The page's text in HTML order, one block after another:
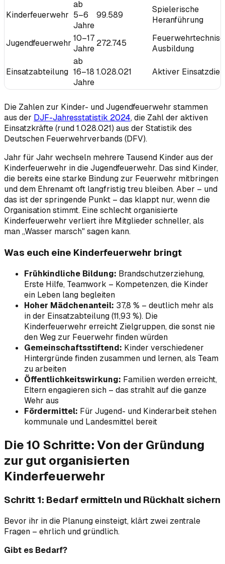
Kinderfeuerwehr
ab
5–6
Jahre
99.589
Spielerische
Heranführung
Jugendfeuerwehr 10–17
Jahre
272.745
Ausbildung
Einsatzabteilung
ab
16–18
Jahre
1.028.021 Aktiver
Die Zahlen zur Kinder- und Jugendfeuerwehr stammen
aus der DJF-Jahresstatistik 2024, die Zahl der aktiven
Einsatzkräfte (rund 1.028.021) aus der Statistik des
Deutschen Feuerwehrverbands (DFV).
Jahr für Jahr wechseln mehrere Tausend Kinder aus der
Kinderfeuerwehr in die Jugendfeuerwehr. Das sind Kinder,
die bereits eine starke Bindung zur Feuerwehr mitbringen
und dem Ehrenamt oft langfristig treu bleiben. Aber – und
das ist der springende Punkt – das klappt nur, wenn die
Organisation stimmt. Eine schlecht organisierte
Kinderfeuerwehr verliert ihre Mitglieder schneller, als
man „Wasser marsch" sagen kann.
Was euch eine Kinderfeuerwehr bringt
Frühkindliche Bildung: Brandschutzerziehung,
Erste Hilfe, Teamwork – Kompetenzen, die Kinder
ein Leben lang begleiten
Hoher Mädchenanteil: 37,8 % – deutlich mehr als
in der Einsatzabteilung (11,93 %). Die
Kinderfeuerwehr erreicht Zielgruppen, die sonst nie
den Weg zur Feuerwehr finden würden
Gemeinschaftsstiftend: Kinder verschiedener
Hintergründe finden zusammen und lernen, als Team
zu arbeiten
Öffentlichkeitswirkung: Familien werden erreicht,
Eltern engagieren sich – das strahlt auf die ganze
Wehr aus
Fördermittel: Für Jugend- und Kinderarbeit stehen
kommunale und Landesmittel bereit
Die 10 Schritte: Von der Gründung
zur gut organisierten
Kinderfeuerwehr
Schritt 1: Bedarf ermitteln und Rückhalt sichern
Bevor ihr in die Planung einsteigt, klärt zwei zentrale
Fragen – ehrlich und gründlich.
Gibt es Bedarf?